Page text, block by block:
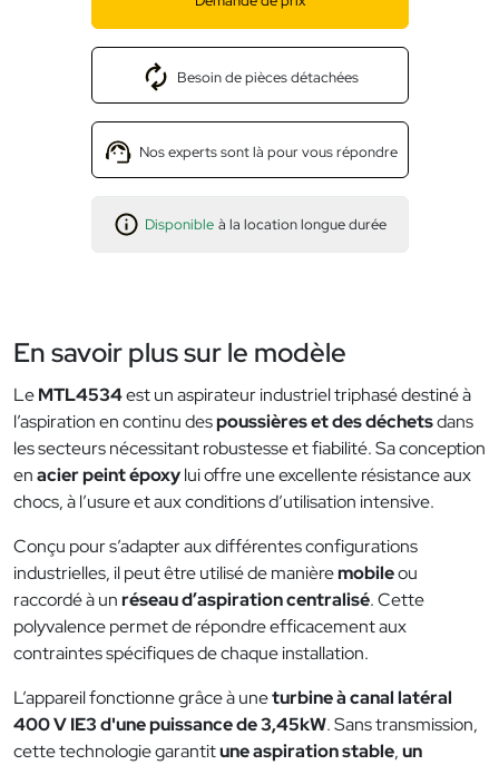
Besoin de pièces détachées
Nos experts sont là pour vous répondre
Disponible à la location longue durée
En savoir plus sur le modèle
LeMTL4534est un aspirateur industriel triphasé destiné à
l’aspiration en continu despoussières et des déchetsdans
les secteurs nécessitant robustesse et fiabilité. Sa conception
enacier peint époxylui offre une excellente résistance aux
chocs, à l’usure et aux conditions d’utilisation intensive.
Conçu pour s’adapter aux différentes configurations
industrielles, il peut être utilisé de manièremobileou
raccordé à unréseau d’aspiration centralisé. Cette
polyvalence permet de répondre efficacement aux
contraintes spécifiques de chaque installation.
L’appareil fonctionne grâce à uneturbine à canal latéral
400 V IE3 d'une puissance de 3,45kW. Sans transmission,
cette technologie garantitune aspiration stable,un